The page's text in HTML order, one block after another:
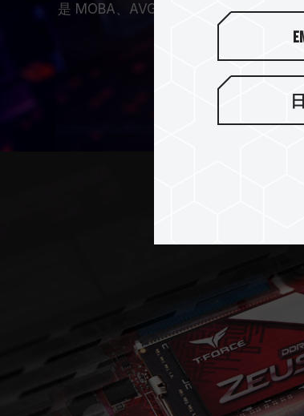
是 MOBA、AVG 還是 MMORPG、RTS